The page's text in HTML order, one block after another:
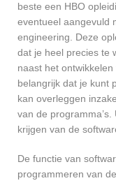
beste een HBO
eventueel aangevuld
engineering. Deze
dat je heel precies te
naast het
belangrijk dat je kunt
kan overleggen
van de
krijgen van de
De functie van
programmeren van